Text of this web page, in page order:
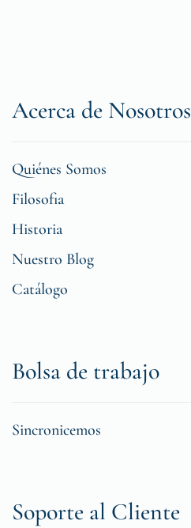
Acerca de Nosotros
Quiénes Somos
Filosofia
Historia
Nuestro Blog
Catálogo
Bolsa de trabajo
Sincronicemos
Soporte al Cliente